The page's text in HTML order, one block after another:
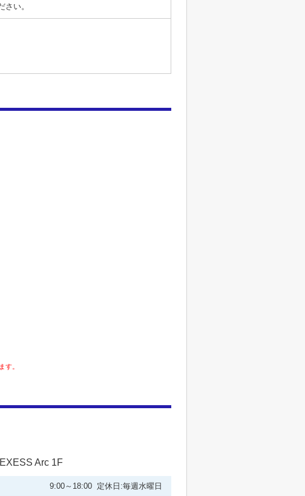
い。
す。
Arc 1F
9:00～18:00 定休日:毎週水曜日